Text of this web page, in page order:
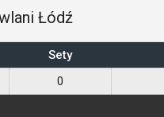
Łódź
Sety
0